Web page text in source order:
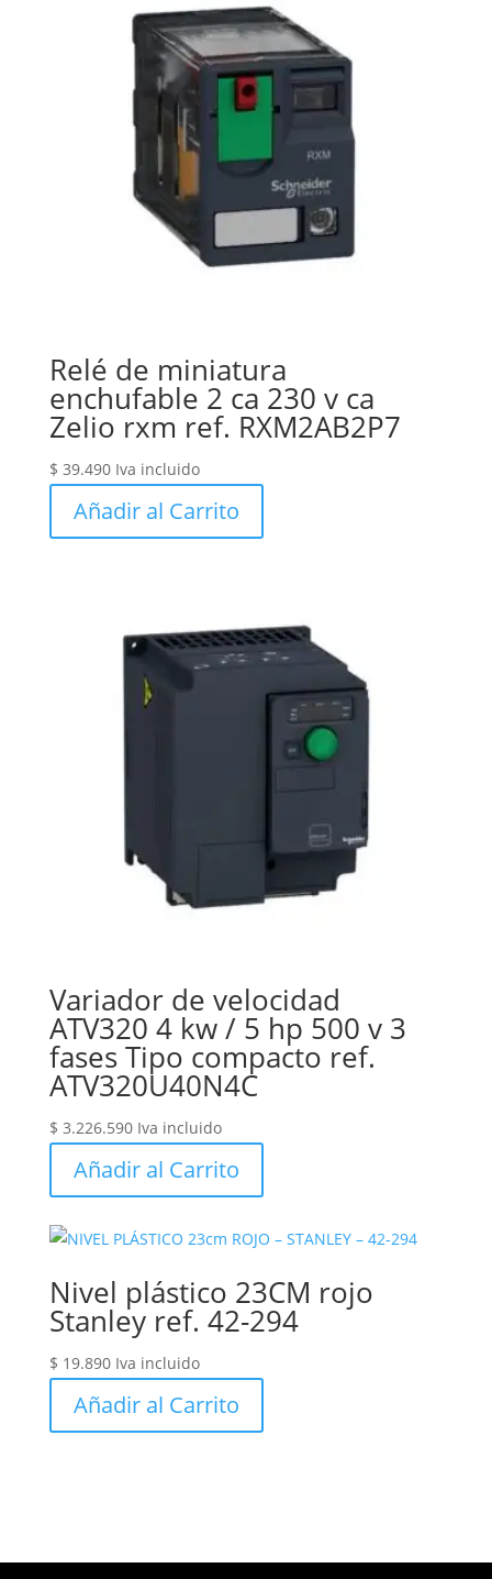
Relé de miniatura
enchufable 2 ca 230 v ca
Zelio rxm ref. RXM2AB2P7
$ 39.490 Iva incluido
Añadir al Carrito
Variador de velocidad
ATV320 4 kw / 5 hp 500 v 3
fases Tipo compacto ref.
ATV320U40N4C
$ 3.226.590 Iva incluido
Añadir al Carrito
Nivel plástico 23CM rojo
Stanley ref. 42-294
$ 19.890 Iva incluido
Añadir al Carrito